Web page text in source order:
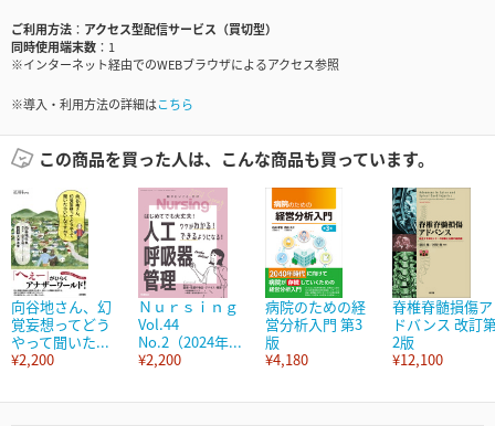
ご利用方法
アクセス型配信サービス（買切型）
同時使用端末数
1
※インターネット経由でのWEBブラウザによるアクセス参照
※導入・利用方法の詳細はこちら
この商品を買った人は、こんな商品も買っています。
向谷地さん、幻
覚妄想ってどう
やって聞いた...
¥2,200
Ｎｕｒｓｉｎｇ
Vol.44
No.2（2024年...
¥2,200
病院のための経
営分析入門 第3
版
¥4,180
脊椎脊髄損傷ア
ドバンス 改訂
2版
¥12,100